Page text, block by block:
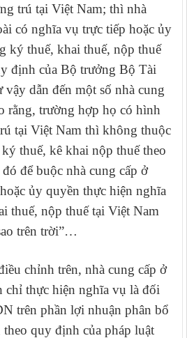
trú tại Việt Nam; thì nhà
có nghĩa vụ trực tiếp hoặc ủy
ký thuế, khai thuế, nộp thuế
định của Bộ trưởng Bộ Tài
dẫn đến một số nhà cung
rằng, trường hợp họ có hình
tại Việt Nam thì không thuộc
thuế, kê khai nộp thuế theo
để buộc nhà cung cấp ở
ủy quyền thực hiện nghĩa
thuế, nộp thuế tại Việt Nam
trên trời”…
chỉnh trên, nhà cung cấp ở
chỉ thực hiện nghĩa vụ là đối
trên phần lợi nhuận phân bổ
quy định của pháp luật